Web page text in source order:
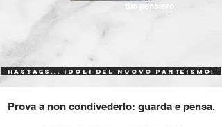
tuo pensiero
Hastags... Idoli DEL nuovo Panteismo!
Prova a non condivederlo: guarda e pensa.